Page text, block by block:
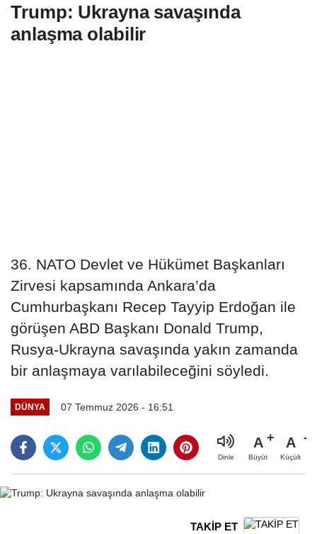
Trump: Ukrayna savaşında
anlaşma olabilir
36. NATO Devlet ve Hükümet Başkanları
Zirvesi kapsamında Ankara’da
Cumhurbaşkanı Recep Tayyip Erdoğan ile
görüşen ABD Başkanı Donald Trump,
Rusya-Ukrayna savaşında yakın zamanda
bir anlaşmaya varılabileceğini söyledi.
DÜNYA 07 Temmuz 2026 - 16:51
Dinle
A
Büyüt
A
Küçült
TAKİP ET